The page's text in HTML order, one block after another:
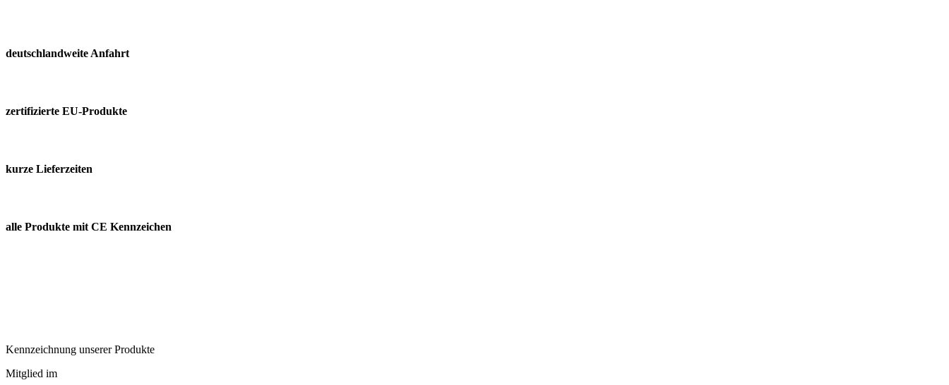
deutschland­weite Anfahrt
zertifizierte EU-Produkte
kurze Lieferzeiten
alle Produkte mit CE Kennzeichen
Kennzeichnung unserer Produkte
Mitglied im